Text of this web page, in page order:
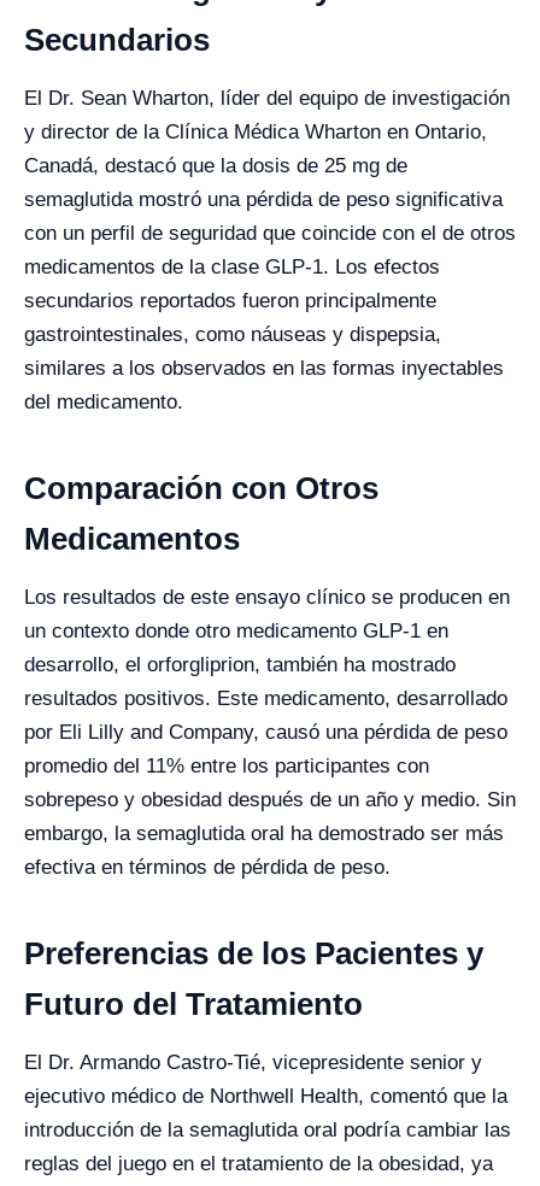
Secundarios
El Dr. Sean Wharton, líder del equipo de investigación
y director de la Clínica Médica Wharton en Ontario,
Canadá, destacó que la dosis de 25 mg de
semaglutida mostró una pérdida de peso significativa
con un perfil de seguridad que coincide con el de otros
medicamentos de la clase GLP-1. Los efectos
secundarios reportados fueron principalmente
gastrointestinales, como náuseas y dispepsia,
similares a los observados en las formas inyectables
del medicamento.
Comparación con Otros
Medicamentos
Los resultados de este ensayo clínico se producen en
un contexto donde otro medicamento GLP-1 en
desarrollo, el orforgliprion, también ha mostrado
resultados positivos. Este medicamento, desarrollado
por Eli Lilly and Company, causó una pérdida de peso
promedio del 11% entre los participantes con
sobrepeso y obesidad después de un año y medio. Sin
embargo, la semaglutida oral ha demostrado ser más
efectiva en términos de pérdida de peso.
Preferencias de los Pacientes y
Futuro del Tratamiento
El Dr. Armando Castro-Tié, vicepresidente senior y
ejecutivo médico de Northwell Health, comentó que la
introducción de la semaglutida oral podría cambiar las
reglas del juego en el tratamiento de la obesidad, ya